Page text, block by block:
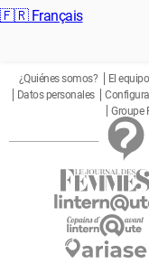
🇫🇷 Français
¿Quiénes somos? El equipo
Datos personales
Groupe